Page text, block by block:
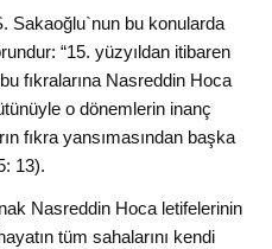
Sakaoğlu`nun bu konularda
“15. yüzyıldan itibaren
fıkralarına Nasreddin Hoca
o dönemlerin inanç
fıkra yansımasından başka
13).
Nasreddin Hoca letifelerinin
tüm sahalarını kendi